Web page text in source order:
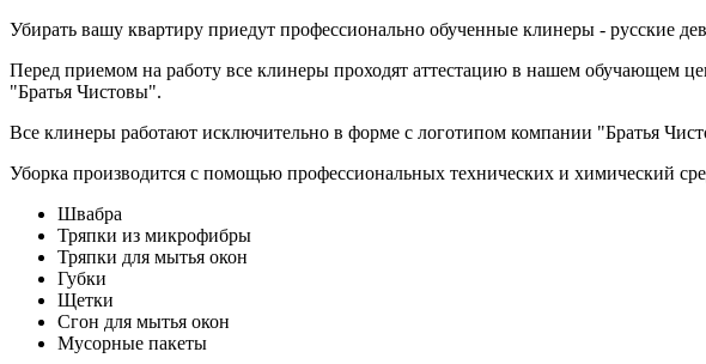
Убирать вашу квартиру приедут профессионально обученные клинеры - русские
Перед приемом на работу все клинеры проходят аттестацию в нашем обучающем
"Братья Чистовы".
Все клинеры работают исключительно в форме с логотипом компании "Братья
Уборка производится с помощью профессиональных технических и химический
Швабра
Тряпки из микрофибры
Тряпки для мытья окон
Губки
Щетки
Сгон для мытья окон
Мусорные пакеты